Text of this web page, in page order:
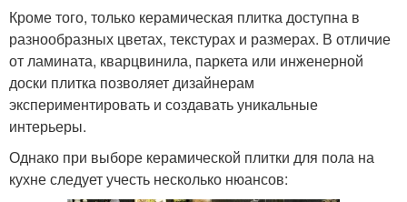
Кроме того, только керамическая плитка доступна в
разнообразных цветах, текстурах и размерах. В отличие
от ламината, кварцвинила, паркета или инженерной
доски плитка позволяет дизайнерам
экспериментировать и создавать уникальные
интерьеры.
Однако при выборе керамической плитки для пола на
кухне следует учесть несколько нюансов: